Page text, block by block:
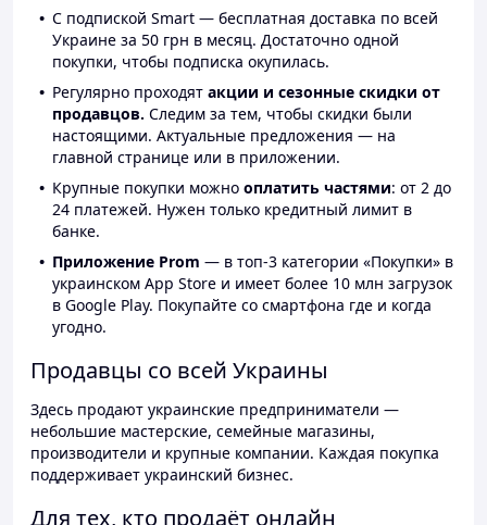
С подпиской Smart — бесплатная доставка по всей
Украине за 50 грн в месяц. Достаточно одной
покупки, чтобы подписка окупилась.
Регулярно проходят акции и сезонные скидки от
продавцов. Следим за тем, чтобы скидки были
настоящими. Актуальные предложения — на
главной странице или в приложении.
Крупные покупки можно оплатить частями: от 2 до
24 платежей. Нужен только кредитный лимит в
банке.
Приложение Prom — в топ-3 категории «Покупки» в
украинском App Store и имеет более 10 млн загрузок
в Google Play. Покупайте со смартфона где и когда
угодно.
Продавцы со всей Украины
Здесь продают украинские предприниматели —
небольшие мастерские, семейные магазины,
производители и крупные компании. Каждая покупка
поддерживает украинский бизнес.
Для тех, кто продаёт онлайн